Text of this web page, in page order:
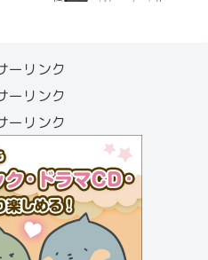
ーリンク
ーリンク
ーリンク